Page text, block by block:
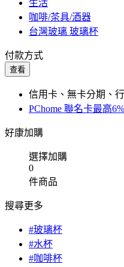
生活
咖啡/茶具/酒器
台灣玻璃 玻璃杯
付款方式
查看
信用卡、無卡分期、
PChome 聯名卡最高
好康加購
選擇加購
0
件商品
搜尋更多
#玻璃杯
#水杯
#咖啡杯